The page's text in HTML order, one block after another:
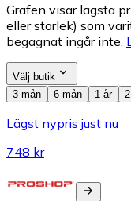
Grafen visar lägsta
eller storlek) som
begagnat ingår inte.
Välj butik
3 mån
6 mån 1 år
Lägst nypris just nu
748 kr